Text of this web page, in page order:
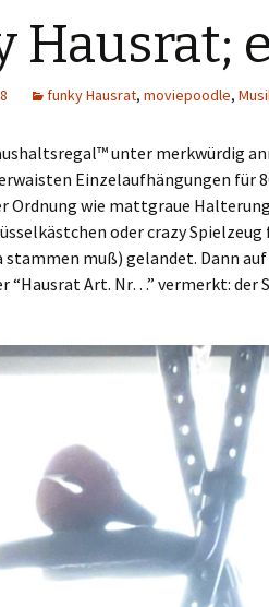
Hausrat;
funky Hausrat, moviepoodle,
unter merkwürdig
Einzelaufhängungen
Ordnung wie mattgraue
oder crazy
stammen muß) gelandet. Dann
“Hausrat Art. Nr…” vermerkt: der